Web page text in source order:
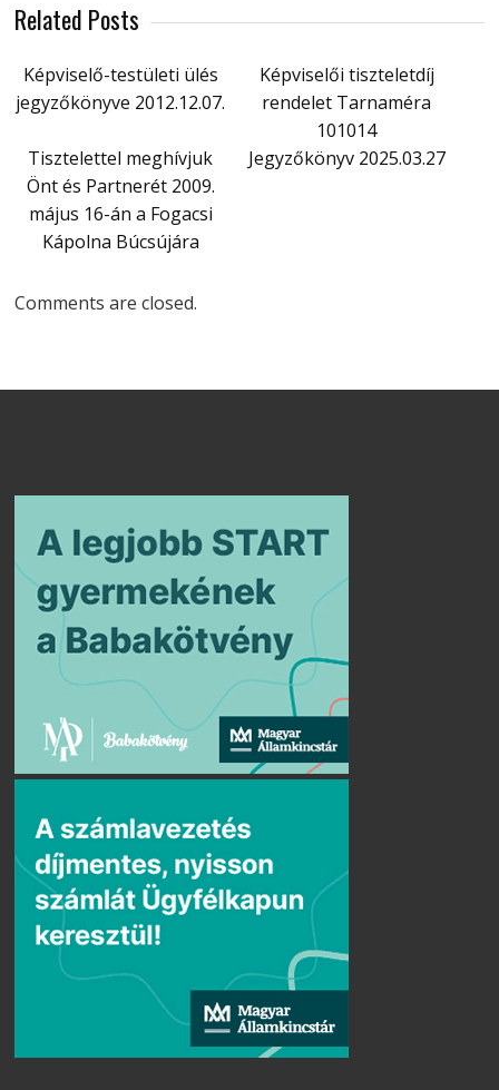
Related Posts
Képviselő-testületi ülés
jegyzőkönyve 2012.12.07.
Képviselői tiszteletdíj
rendelet Tarnaméra
101014
Tisztelettel meghívjuk
Önt és Partnerét 2009.
május 16-án a Fogacsi
Kápolna Búcsújára
Jegyzőkönyv 2025.03.27
Comments are closed.